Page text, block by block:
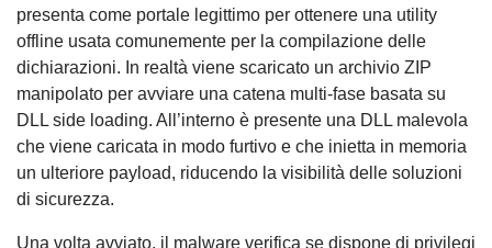
presenta come portale legittimo per ottenere una utility
offline usata comunemente per la compilazione delle
dichiarazioni. In realtà viene scaricato un archivio ZIP
manipolato per avviare una catena multi-fase basata su
DLL side loading. All’interno è presente una DLL malevola
che viene caricata in modo furtivo e che inietta in memoria
un ulteriore payload, riducendo la visibilità delle soluzioni
di sicurezza.
Una volta avviato, il malware verifica se dispone di privilegi